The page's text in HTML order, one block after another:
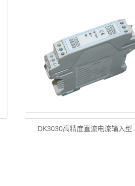
DK3030高精度直流电流输入型...